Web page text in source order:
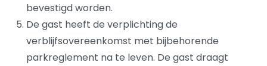
bevestigd worden.
De gast heeft de verplichting de
verblijfsovereenkomst met bijbehorende
parkreglement na te leven. De gast draagt